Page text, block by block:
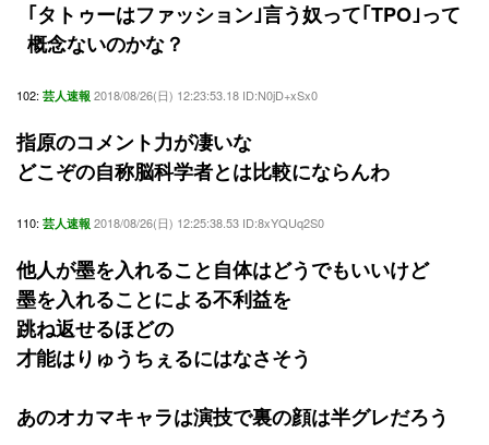
｢タトゥーはファッション｣言う奴って｢TPO｣って
概念ないのかな？
102: 芸人速報 2018/08/26(日) 12:23:53.18 ID:N0jD+xSx0
指原のコメント力が凄いな
どこぞの自称脳科学者とは比較にならんわ
110: 芸人速報 2018/08/26(日) 12:25:38.53 ID:8xYQUq2S0
他人が墨を入れること自体はどうでもいいけど
墨を入れることによる不利益を
跳ね返せるほどの
才能はりゅうちぇるにはなさそう
あのオカマキャラは演技で裏の顔は半グレだろう